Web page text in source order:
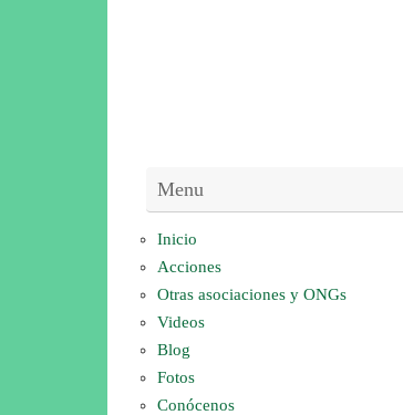
Menu
Inicio
Acciones
Otras asociaciones y ONGs
Videos
Blog
Fotos
Conócenos